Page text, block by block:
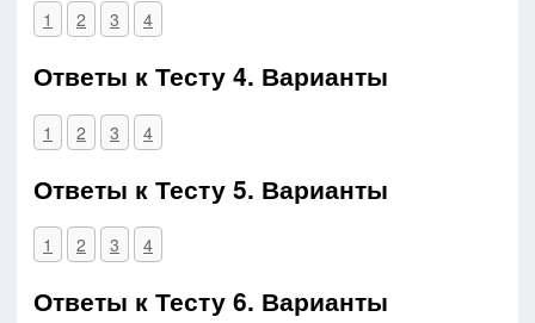
1 2 3 4
Ответы к Тесту 4. Варианты
1 2 3 4
Ответы к Тесту 5. Варианты
1 2 3 4
Ответы к Тесту 6. Варианты